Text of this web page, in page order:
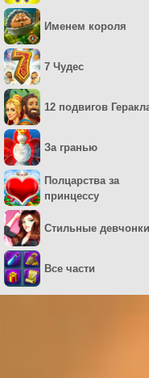
Именем короля
7 Чудес
12 подвигов
За гранью
Полцарства за
принцессу
Стильные девчонки
Все части